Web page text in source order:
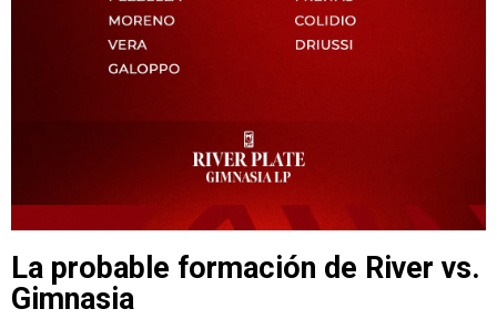
La probable formación de River vs.
Gimnasia